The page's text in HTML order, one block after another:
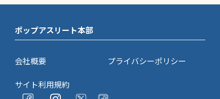
ポップアスリート本部
会社概要
プライバシーポリシー
サイト利用規約